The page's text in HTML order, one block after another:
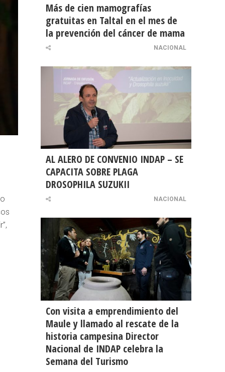
Más de cien mamografías
gratuitas en Taltal en el mes de
la prevención del cáncer de mama
NACIONAL
AL ALERO DE CONVENIO INDAP – SE
CAPACITA SOBRE PLAGA
DROSOPHILA SUZUKII
NACIONAL
Con visita a emprendimiento del
Maule y llamado al rescate de la
historia campesina Director
Nacional de INDAP celebra la
Semana del Turismo